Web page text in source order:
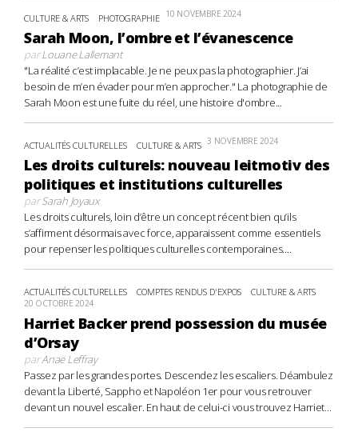
CULTURE & ARTS PHOTOGRAPHIE 10 NOVEMBRE 2024
Sarah Moon, l’ombre et l’évanescence
parLouane Lallemant
"La réalité c’est implacable. Je ne peux pas la photographier. J’ai
besoin de m’en évader pour m’en approcher." La photographie de
Sarah Moon est une fuite du réel, une histoire d'ombre...
ACTUALITÉS CULTURELLES CULTURE & ARTS 3 NOVEMBRE 2024
Les droits culturels: nouveau leitmotiv des
politiques et institutions culturelles
parSarah Joyaux
Les droits culturels, loin d’être un concept récent bien qu’ils
s’affirment désormais avec force, apparaissent comme essentiels
pour repenser les politiques culturelles contemporaines....
ACTUALITÉS CULTURELLES COMPTES RENDUS D'EXPOS CULTURE & ARTS
20 OCTOBRE 2024
Harriet Backer prend possession du musée
d’Orsay
parAnaë Leffray
Passez par les grandes portes. Descendez les escaliers. Déambulez
devant la Liberté, Sappho et Napoléon 1er pour vous retrouver
devant un nouvel escalier. En haut de celui-ci vous trouvez Harriet...